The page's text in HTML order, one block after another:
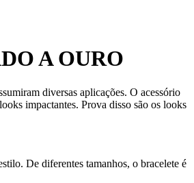
A OURO
diversas aplicações. O acessório
impactantes. Prova disso são os looks
De diferentes tamanhos, o bracelete é